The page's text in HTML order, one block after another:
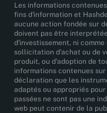
Les informations
fins d'information et
aucune action fondée sur
doivent pas être
d'investissement, ni
sollicitation d'achat ou de
produit, ou d'adoption de
informations contenues
déclaration que les
adaptés ou appropriés
passées ne sont pas une
web peut contenir de la